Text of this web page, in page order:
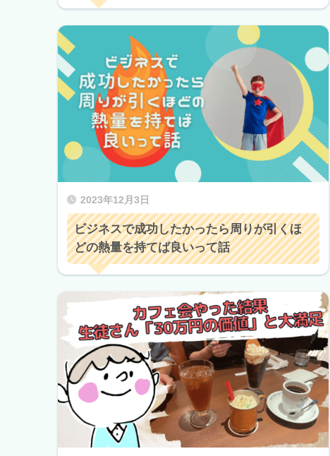
2023年12月3日
ビジネスで成功したかったら周りが引くほ
どの熱量を持てば良いって話